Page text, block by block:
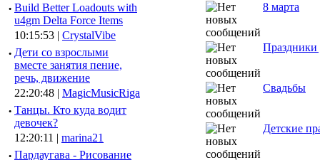
· Build Better Loadouts with
u4gm Delta Force Items
10:15:53 | CrystalVibe
· Дети со взрослыми
вместе занятия пение,
речь, движение
22:20:48 | MagicMusicRiga
· Танцы. Кто куда водит
девочек?
12:20:11 | marina21
· Пардаугава - Рисование
8 марта
Праздники
Свадьбы
Детские